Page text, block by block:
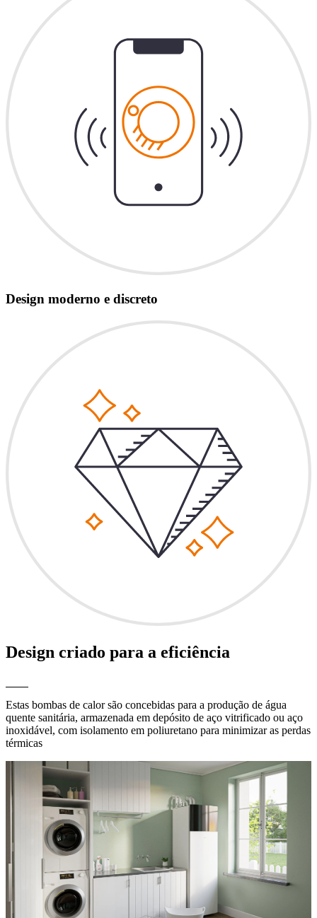
Design moderno e discreto
Design criado para a eficiência
Estas bombas de calor são concebidas para a produção de água
quente sanitária, armazenada em depósito de aço vitrificado ou aço
inoxidável, com isolamento em poliuretano para minimizar as perdas
térmicas